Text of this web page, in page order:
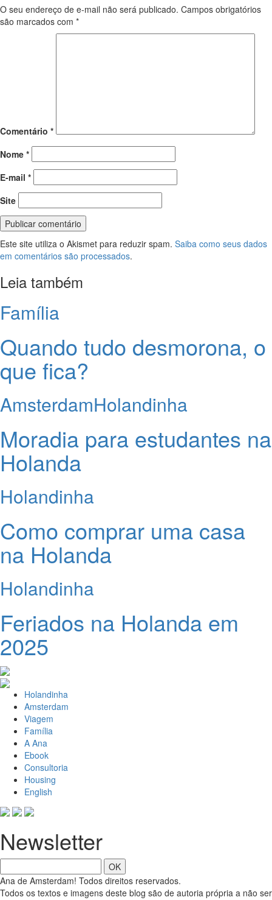
O seu endereço de e-mail não será publicado. Campos obrigatórios
são marcados com *
Comentário *
Nome *
E-mail *
Site
Este site utiliza o Akismet para reduzir spam. Saiba como seus dados
em comentários são processados.
Leia também
Família
Quando tudo desmorona, o
que fica?
AmsterdamHolandinha
Moradia para estudantes na
Holanda
Holandinha
Como comprar uma casa
na Holanda
Holandinha
Feriados na Holanda em
2025
Holandinha
Amsterdam
Viagem
Família
A Ana
Ebook
Consultoria
Housing
English
Newsletter
OK
Ana de Amsterdam! Todos direitos reservados.
Todos os textos e imagens deste blog são de autoria própria a não ser